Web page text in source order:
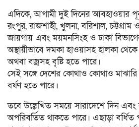
এদিকে, আগামী দুই দিনের আবহাওয়ার
রংপুর, রাজশাহী, খুলনা, বরিশাল,
জায়গায় এবং ময়মনসিংহ ও ঢাকা
অস্থায়ীভাবে দমকা হাওয়াসহ হালকা থেকে
অথবা বজ্রসহ বৃষ্টি হতে পারে।
সেই সঙ্গে দেশের কোথাও কোথাও মাঝারি
বর্ষণ হতে পারে।
তবে উল্লেখিত সময়ে সারাদেশে দিন এবং
অপরিবর্তিত থাকতে পারে। এছাড়া বর্ধিত